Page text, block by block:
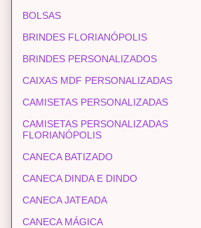
BOLSAS
BRINDES FLORIANÓPOLIS
BRINDES PERSONALIZADOS
CAIXAS MDF PERSONALIZADAS
CAMISETAS PERSONALIZADAS
CAMISETAS PERSONALIZADAS
FLORIANÓPOLIS
CANECA BATIZADO
CANECA DINDA E DINDO
CANECA JATEADA
CANECA MÁGICA